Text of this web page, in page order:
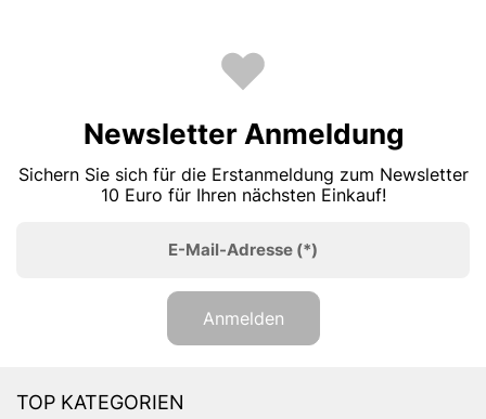
Newsletter Anmeldung
Sichern Sie sich für die Erstanmeldung zum Newsletter
10 Euro für Ihren nächsten Einkauf!
E-Mail-Adresse (*)
Anmelden
TOP KATEGORIEN